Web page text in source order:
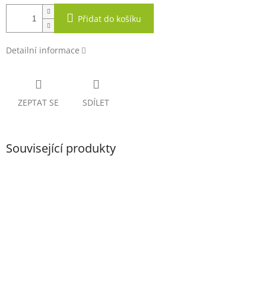
Přidat do košíku
Detailní informace
ZEPTAT SE SDÍLET
Související produkty